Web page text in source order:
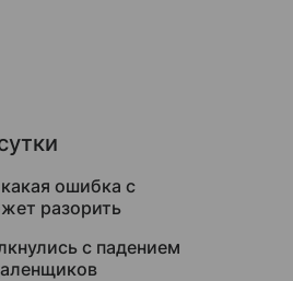
ошибка с
разорить
с падением